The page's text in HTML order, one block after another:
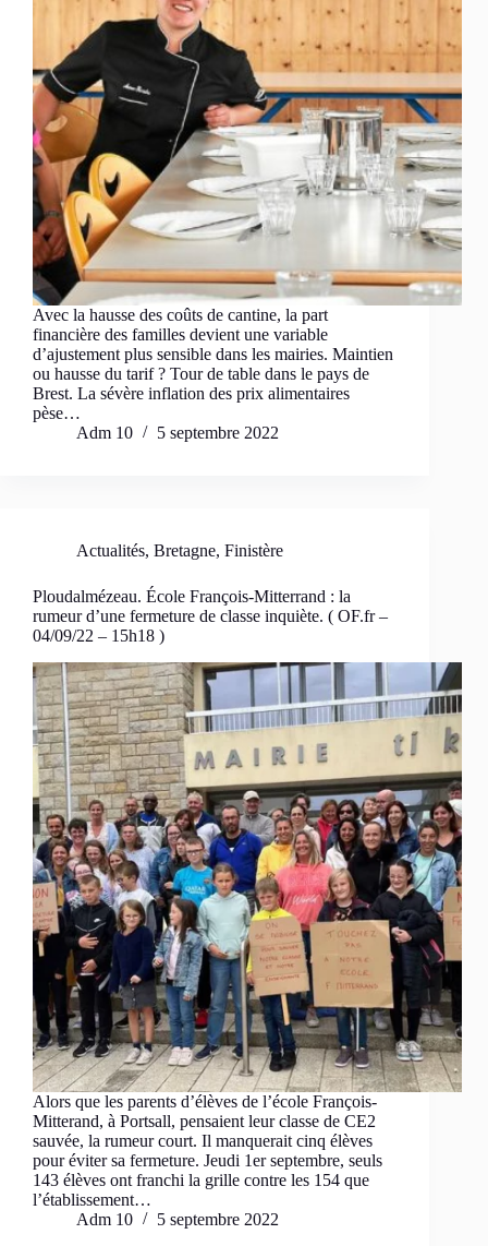
Avec la hausse des coûts de cantine, la part
financière des familles devient une variable
d’ajustement plus sensible dans les mairies. Maintien
ou hausse du tarif ? Tour de table dans le pays de
Brest. La sévère inflation des prix alimentaires
pèse…
Adm 10
5 septembre 2022
Actualités, Bretagne, Finistère
Ploudalmézeau. École François-Mitterrand : la
rumeur d’une fermeture de classe inquiète. ( OF.fr –
04/09/22 – 15h18 )
Alors que les parents d’élèves de l’école François-
Mitterand, à Portsall, pensaient leur classe de CE2
sauvée, la rumeur court. Il manquerait cinq élèves
pour éviter sa fermeture. Jeudi 1er septembre, seuls
143 élèves ont franchi la grille contre les 154 que
l’établissement…
Adm 10
5 septembre 2022